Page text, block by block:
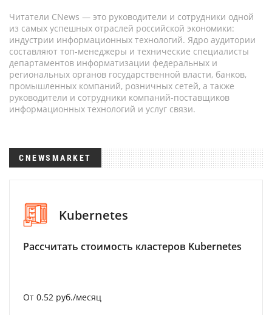
Читатели CNews — это руководители и сотрудники одной
из самых успешных отраслей российской экономики:
индустрии информационных технологий. Ядро аудитории
составляют топ-менеджеры и технические специалисты
департаментов информатизации федеральных и
региональных органов государственной власти, банков,
промышленных компаний, розничных сетей, а также
руководители и сотрудники компаний-поставщиков
информационных технологий и услуг связи.
CNEWSMARKET
Kubernetes
Рассчитать стоимость кластеров Kubernetes
От 0.52 руб./месяц